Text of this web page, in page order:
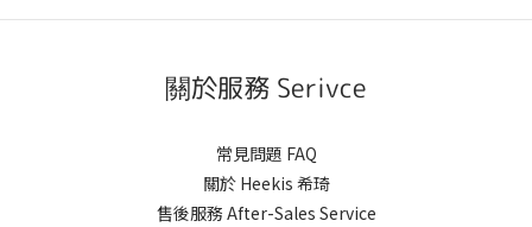
關於服務 Serivce
常見問題 FAQ
關於 Heekis 希琦
售後服務 After-Sales Service